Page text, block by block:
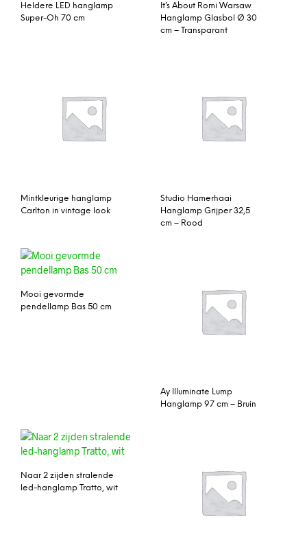
Heldere LED hanglamp
Super-Oh 70 cm
It’s About Romi Warsaw
Hanglamp Glasbol Ø 30
cm – Transparant
Mintkleurige hanglamp
Carlton in vintage look
Studio Hamerhaai
Hanglamp Grijper 32,5
cm – Rood
Mooi gevormde
pendellamp Bas 50 cm
Ay Illuminate Lump
Hanglamp 97 cm – Bruin
Naar 2 zijden stralende
led-hanglamp Tratto, wit